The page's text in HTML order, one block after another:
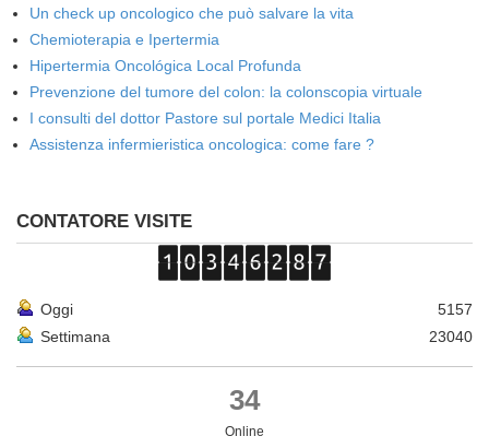
Un check up oncologico che può salvare la vita
Chemioterapia e Ipertermia
Hipertermia Oncológica Local Profunda
Prevenzione del tumore del colon: la colonscopia virtuale
I consulti del dottor Pastore sul portale Medici Italia
Assistenza infermieristica oncologica: come fare ?
CONTATORE VISITE
Oggi
5157
Settimana
23040
34
Online